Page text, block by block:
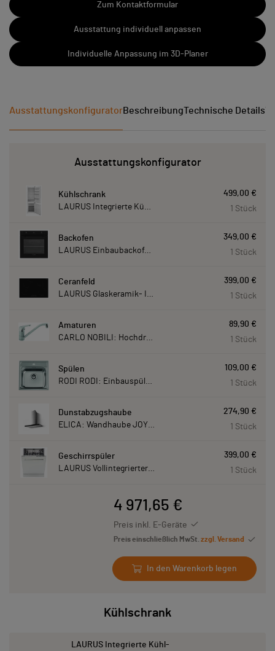
Zum Kontaktformular
Ausstattung individuell anpassen
Individuelle Anpassung im 3D-Planer
AusstattungskonfiguratorBeschreibungTechnische Details
Kühlschrank
LAURUS Integrierte Kühl-
Ausstattungskonfigurator
Kühlschrank
LAURUS Integrierte Kühl- Gefrierkombination LKG178E LKG178E
499,00 €
1 Stück
Backofen
LAURUS Einbaubackofen LEB10BK mit Hydrolyse LEB10BK
349,00 €
1 Stück
Ceranfeld
LAURUS Glaskeramik- Induktionskochfeld LIA780, autark LIA780
399,00 €
1 Stück
Amaturen
CARLO NOBILI: Hochdruck- Einhebelmischbatterie Blue, Mischbatterie verchromt 17770
89,90 €
1 Stück
Spülen
RODI RODI: Einbauspüle New Manaus, Edelstahl 87207
109,00 €
1 Stück
Dunstabzugshaube
ELICA: Wandhaube JOYE 90-A,900 mm breit Edelstahl JOYE90A
274,90 €
1 Stück
Geschirrspüler
LAURUS Vollintegrierter Geschirrspüler LSV60-4, 4 Programme, 815 mm hoch LSV604
399,00 €
1 Stück
4 971,65 €
Preis inkl. E-Geräte
Preis einschließlich MwSt. zzgl. Versand
In den Warenkorb legen